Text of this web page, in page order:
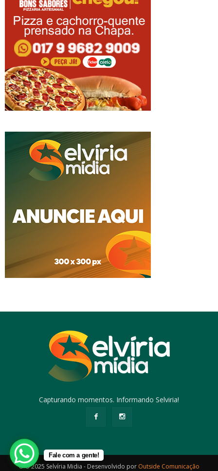
Capturando momentos. Informando Selviria!
© © 2025 Selvíria Midia - Desenvolvido por Outside Comunicação
Fale com a gente!